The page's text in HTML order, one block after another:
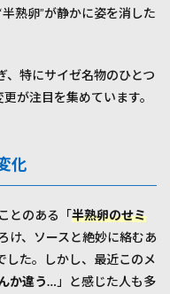
熟卵”が静かに姿を消した
、特にサイゼ名物のひとつ
が注目を集めています。
化
とのある「半熟卵のせミ
け、ソースと絶妙に絡むあ
した。しかし、最近このメ
か違う… 」と感じた人も多